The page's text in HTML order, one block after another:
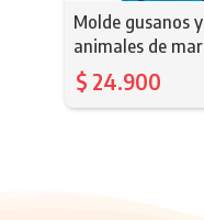
Molde gusanos y
animales de mar
$ 24.900